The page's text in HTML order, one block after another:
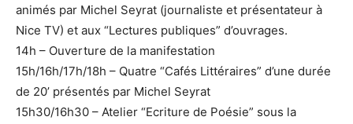
animés par Michel Seyrat (journaliste et présentateur à
Nice TV) et aux “Lectures publiques” d’ouvrages.
14h – Ouverture de la manifestation
15h/16h/17h/18h – Quatre “Cafés Littéraires” d’une durée
de 20’ présentés par Michel Seyrat
15h30/16h30 – Atelier “Ecriture de Poésie” sous la